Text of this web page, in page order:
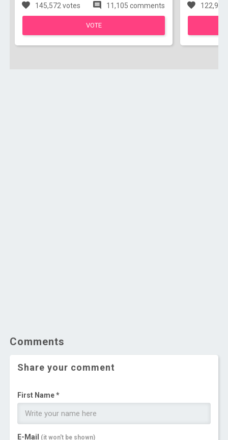
145,572 votes 11,105 comments
VOTE
Comments
Share your comment
First Name *
E-Mail (it won't be shown)